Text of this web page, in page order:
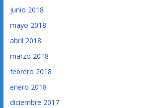
junio 2018
mayo 2018
abril 2018
marzo 2018
febrero 2018
enero 2018
diciembre 2017